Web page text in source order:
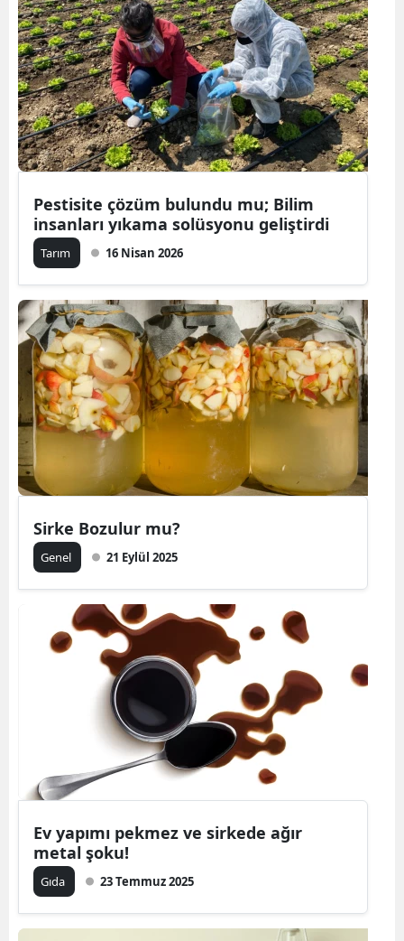
Pestisite çözüm bulundu mu; Bilim
insanları yıkama solüsyonu geliştirdi
Tarım 16 Nisan 2026
Sirke Bozulur mu?
Genel 21 Eylül 2025
Ev yapımı pekmez ve sirkede ağır
metal şoku!
Gıda 23 Temmuz 2025